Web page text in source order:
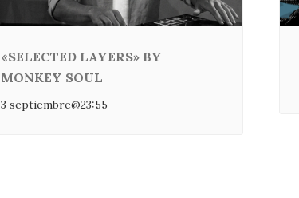
«SELECTED LAYERS» BY
MONKEY SOUL
3 septiembre@23:55